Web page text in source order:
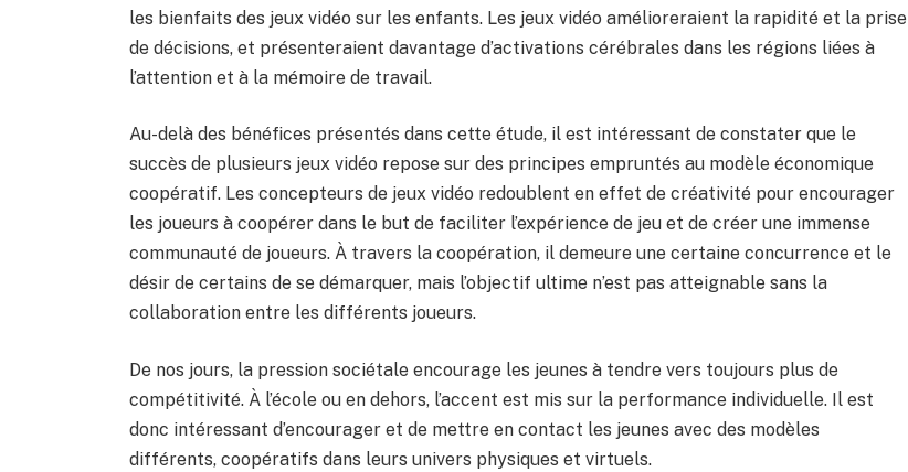
les bienfaits des jeux vidéo sur les enfants. Les jeux vidéo amélioreraient la rapidité et la prise
de décisions, et présenteraient davantage d’activations cérébrales dans les régions liées à
l’attention et à la mémoire de travail.
Au-delà des bénéfices présentés dans cette étude, il est intéressant de constater que le
succès de plusieurs jeux vidéo repose sur des principes empruntés au modèle économique
coopératif. Les concepteurs de jeux vidéo redoublent en effet de créativité pour encourager
les joueurs à coopérer dans le but de faciliter l’expérience de jeu et de créer une immense
communauté de joueurs. À travers la coopération, il demeure une certaine concurrence et le
désir de certains de se démarquer, mais l’objectif ultime n’est pas atteignable sans la
collaboration entre les différents joueurs.
De nos jours, la pression sociétale encourage les jeunes à tendre vers toujours plus de
compétitivité. À l’école ou en dehors, l’accent est mis sur la performance individuelle. Il est
donc intéressant d’encourager et de mettre en contact les jeunes avec des modèles
différents, coopératifs dans leurs univers physiques et virtuels.